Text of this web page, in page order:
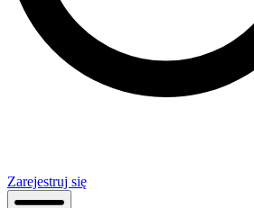
Zarejestruj się